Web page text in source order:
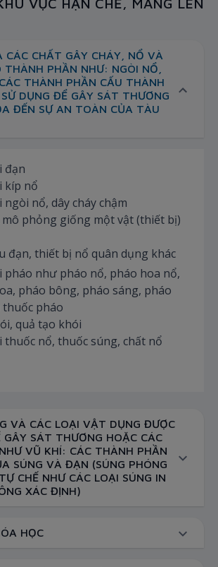
VỰC HẠN CHẾ, MANG LÊN
CÁC CHẤT GÂY CHÁY, NỔ VÀ
THÀNH PHẦN NHƯ: NGÒI NỔ,
THÀNH PHẦN CẤU THÀNH
DỤNG ĐỂ GÂY SÁT THƯƠNG
ĐẾN SỰ AN TOÀN CỦA TÀU
đạn
kíp nổ
ngòi nổ, dây cháy chậm
mô phỏng giống một vật (thiết bị)
đạn, thiết bị nổ quân dụng khác
pháo như pháo nổ, pháo hoa nổ,
pháo bông, pháo sáng, pháo
thuốc pháo
quả tạo khói
thuốc nổ, thuốc súng, chất nổ
VÀ CÁC LOẠI VẬT DỤNG ĐƯỢC
SÁT THƯƠNG HOẶC CÁC
VŨ KHÍ: CÁC THÀNH PHẦN
SÚNG VÀ ĐẠN (SÚNG PHÓNG
CHẾ NHƯ CÁC LOẠI SÚNG IN
XÁC ĐỊNH)
HỌC